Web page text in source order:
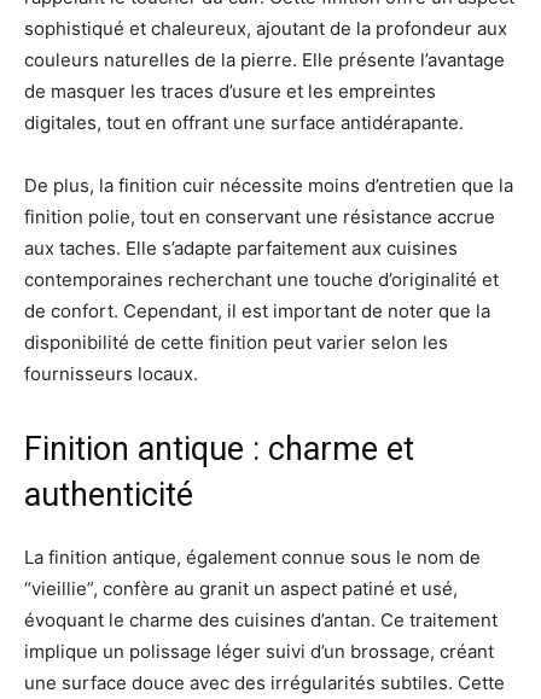
sophistiqué et chaleureux, ajoutant de la profondeur aux
couleurs naturelles de la pierre. Elle présente l’avantage
de masquer les traces d’usure et les empreintes
digitales, tout en offrant une surface antidérapante.
De plus, la finition cuir nécessite moins d’entretien que la
finition polie, tout en conservant une résistance accrue
aux taches. Elle s’adapte parfaitement aux cuisines
contemporaines recherchant une touche d’originalité et
de confort. Cependant, il est important de noter que la
disponibilité de cette finition peut varier selon les
fournisseurs locaux.
Finition antique : charme et
authenticité
La finition antique, également connue sous le nom de
“vieillie”, confère au granit un aspect patiné et usé,
évoquant le charme des cuisines d’antan. Ce traitement
implique un polissage léger suivi d’un brossage, créant
une surface douce avec des irrégularités subtiles. Cette